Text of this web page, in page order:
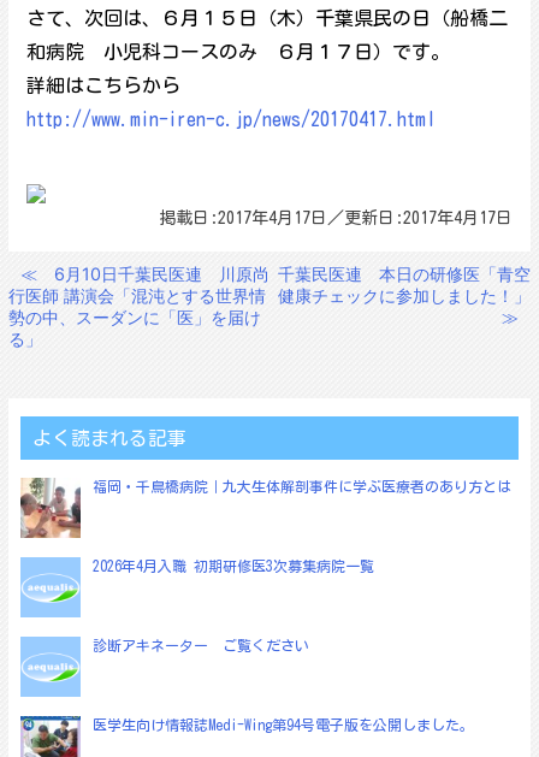
さて、次回は、６月１５日（木）千葉県民の日（船橋二
和病院 小児科コースのみ ６月１７日）です。
詳細はこちらから
http://www.min-iren-c.jp/news/20170417.html
掲載日:2017年4月17日／更新日:2017年4月17日
投
稿
ナ
ゲ
シ
ョ
≪
6月10日千葉民医連 川原尚
行医師 講演会「混沌とする世界情
勢の中、スーダンに「医」を届け
る」
千葉民医連 本日の研修医「青空
健康チェックに参加しました！」
≫
よく読まれる記事
福岡・千鳥橋病院｜九大生体解剖事件に学ぶ医療者のあり方とは
2026年4月入職 初期研修医3次募集病院一覧
診断アキネーター ご覧ください
医学生向け情報誌Medi-Wing第94号電子版を公開しました。